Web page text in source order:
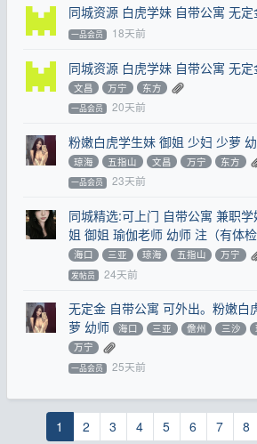
同城资源 白虎学妹 自带公寓 无定
一品会员 18天前
同城资源 白虎学妹 自带公寓 无定
文昌
万宁 东方
一品会员 20天前
粉嫩白虎学生妹 御姐 少妇 少萝
琼海
五指山 文昌 万宁 东方
一品会员 23天前
同城精选:可上门 自带公寓 兼职
姐 御姐 瑜伽老师 幼师 注（有体
海口 三亚 琼海 五指山 万宁
发帖员 24天前
无定金 自带公寓 可外出。粉嫩白
萝 幼师
海口 三亚 儋州 三沙
万宁
一品会员 25天前
1 2 3 4 5 6 7 8